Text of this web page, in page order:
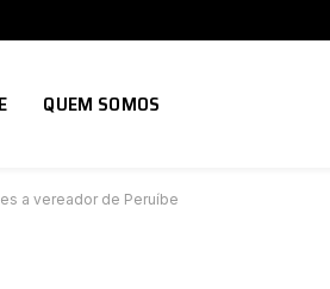
QUEM SOMOS
a vereador de Peruíbe